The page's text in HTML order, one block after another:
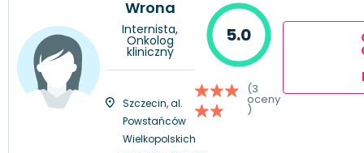
Wrona
Internista,
Onkolog
kliniczny
Szczecin, al.
Powstańców
Wielkopolskich
5.0
(3
oceny
)